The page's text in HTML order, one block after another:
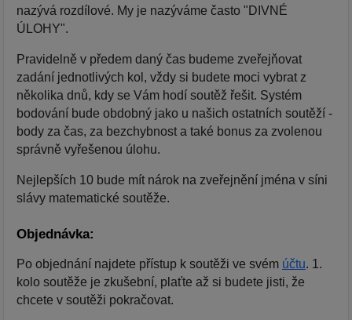
nazývá rozdílové. My je nazýváme často "DIVNÉ
ÚLOHY".
Pravidelně v předem daný čas budeme zveřejňovat
zadání jednotlivých kol, vždy si budete moci vybrat z
několika dnů, kdy se Vám hodí soutěž řešit. Systém
bodování bude obdobný jako u našich ostatních soutěží -
body za čas, za bezchybnost a také bonus za zvolenou
správně vyřešenou úlohu.
Nejlepších 10 bude mít nárok na zveřejnění jména v síni
slávy matematické soutěže.
Objednávka:
Po objednání najdete přístup k soutěži ve svém účtu. 1.
kolo soutěže je zkušební, plaťte až si budete jisti, že
chcete v soutěži pokračovat.